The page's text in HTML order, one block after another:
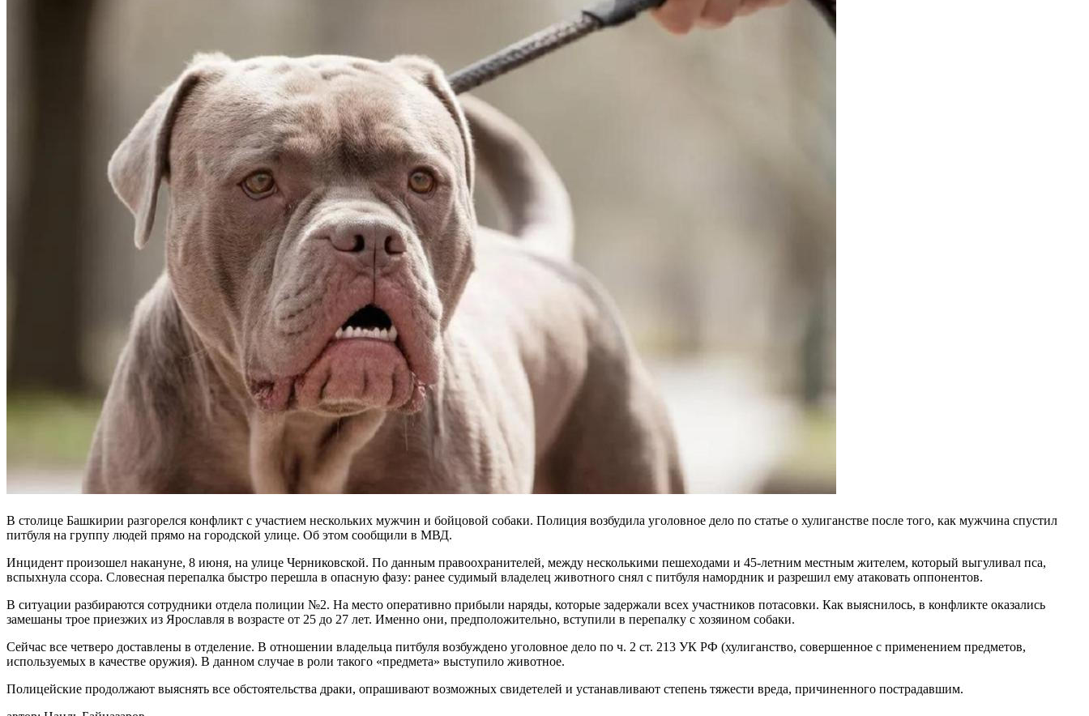
В столице Башкирии разгорелся конфликт с участием нескольких мужчин и бойцовой собаки. Полиция возбудила уголовное дело по статье о хулиганстве после того, как мужчина спустил
питбуля на группу людей прямо на городской улице. Об этом сообщили в МВД.
Инцидент произошел накануне, 8 июня, на улице Черниковской. По данным правоохранителей, между несколькими пешеходами и 45-летним местным жителем, который выгуливал пса,
вспыхнула ссора. Словесная перепалка быстро перешла в опасную фазу: ранее судимый владелец животного снял с питбуля намордник и разрешил ему атаковать оппонентов.
В ситуации разбираются сотрудники отдела полиции №2. На место оперативно прибыли наряды, которые задержали всех участников потасовки. Как выяснилось, в конфликте оказались
замешаны трое приезжих из Ярославля в возрасте от 25 до 27 лет. Именно они, предположительно, вступили в перепалку с хозяином собаки.
Сейчас все четверо доставлены в отделение. В отношении владельца питбуля возбуждено уголовное дело по ч. 2 ст. 213 УК РФ (хулиганство, совершенное с применением предметов,
используемых в качестве оружия). В данном случае в роли такого «предмета» выступило животное.
Полицейские продолжают выяснять все обстоятельства драки, опрашивают возможных свидетелей и устанавливают степень тяжести вреда, причиненного пострадавшим.